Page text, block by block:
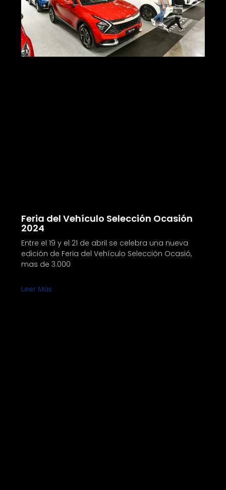
Feria del Vehículo Selección Ocasión
2024
Entre el 19 y el 21 de abril se celebra una nueva
edición de Feria del Vehículo Selección Ocasió,
mas de 3.000
Leer Más